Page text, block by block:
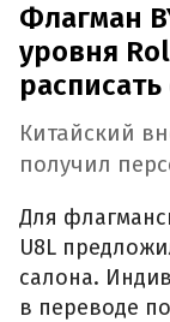
Флагман
уровня
расписать
Китайский
получил
Для
U8L
салона.
в переводе